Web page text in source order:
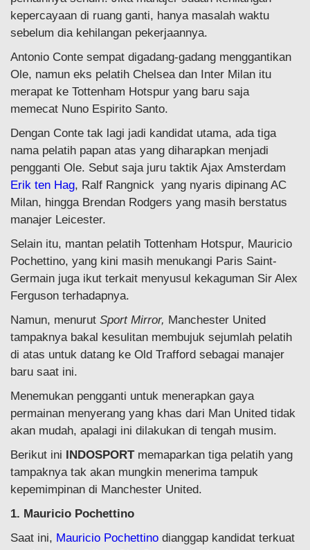
kepercayaan di ruang ganti, hanya masalah waktu
sebelum dia kehilangan pekerjaannya.
Antonio Conte sempat digadang-gadang menggantikan
Ole, namun eks pelatih Chelsea dan Inter Milan itu
merapat ke Tottenham Hotspur yang baru saja
memecat Nuno Espirito Santo.
Dengan Conte tak lagi jadi kandidat utama, ada tiga
nama pelatih papan atas yang diharapkan menjadi
pengganti Ole. Sebut saja juru taktik Ajax Amsterdam
Erik ten Hag, Ralf Rangnick yang nyaris dipinang AC
Milan, hingga Brendan Rodgers yang masih berstatus
manajer Leicester.
Selain itu, mantan pelatih Tottenham Hotspur, Mauricio
Pochettino, yang kini masih menukangi Paris Saint-
Germain juga ikut terkait menyusul kekaguman Sir Alex
Ferguson terhadapnya.
Namun, menurut Sport Mirror, Manchester United
tampaknya bakal kesulitan membujuk sejumlah pelatih
di atas untuk datang ke Old Trafford sebagai manajer
baru saat ini.
Menemukan pengganti untuk menerapkan gaya
permainan menyerang yang khas dari Man United tidak
akan mudah, apalagi ini dilakukan di tengah musim.
Berikut ini INDOSPORT memaparkan tiga pelatih yang
tampaknya tak akan mungkin menerima tampuk
kepemimpinan di Manchester United.
1. Mauricio Pochettino
Saat ini, Mauricio Pochettino dianggap kandidat terkuat